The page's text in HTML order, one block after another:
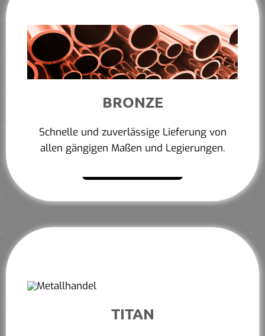
BRONZE
Schnelle und zuverlässige Lieferung von
allen gängigen Maßen und Legierungen.
TITAN